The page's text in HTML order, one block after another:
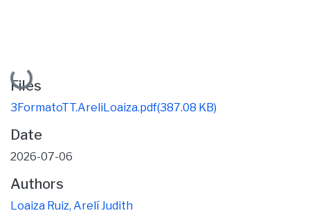
Loading...
Files
3FormatoTT.AreliLoaiza.pdf(387.08 KB)
Date
2026-07-06
Authors
Loaiza Ruiz, Arelí Judith